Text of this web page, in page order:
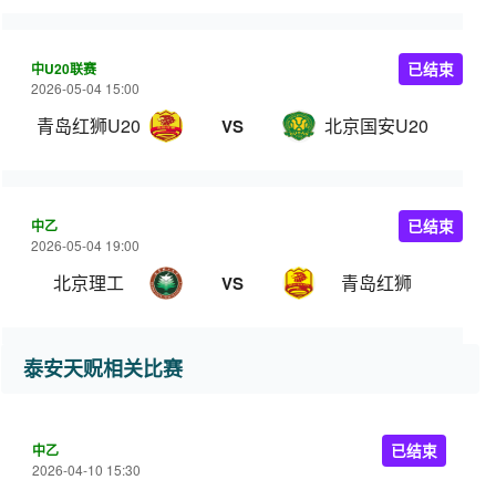
中U20联赛
2026-05-04 15:00
青岛红狮U20 VS 北京国安U20
已结束
中乙
2026-05-04 19:00
北京理工 VS 青岛红狮
已结束
泰安天贶相关比赛
中乙
2026-04-10 15:30
已结束